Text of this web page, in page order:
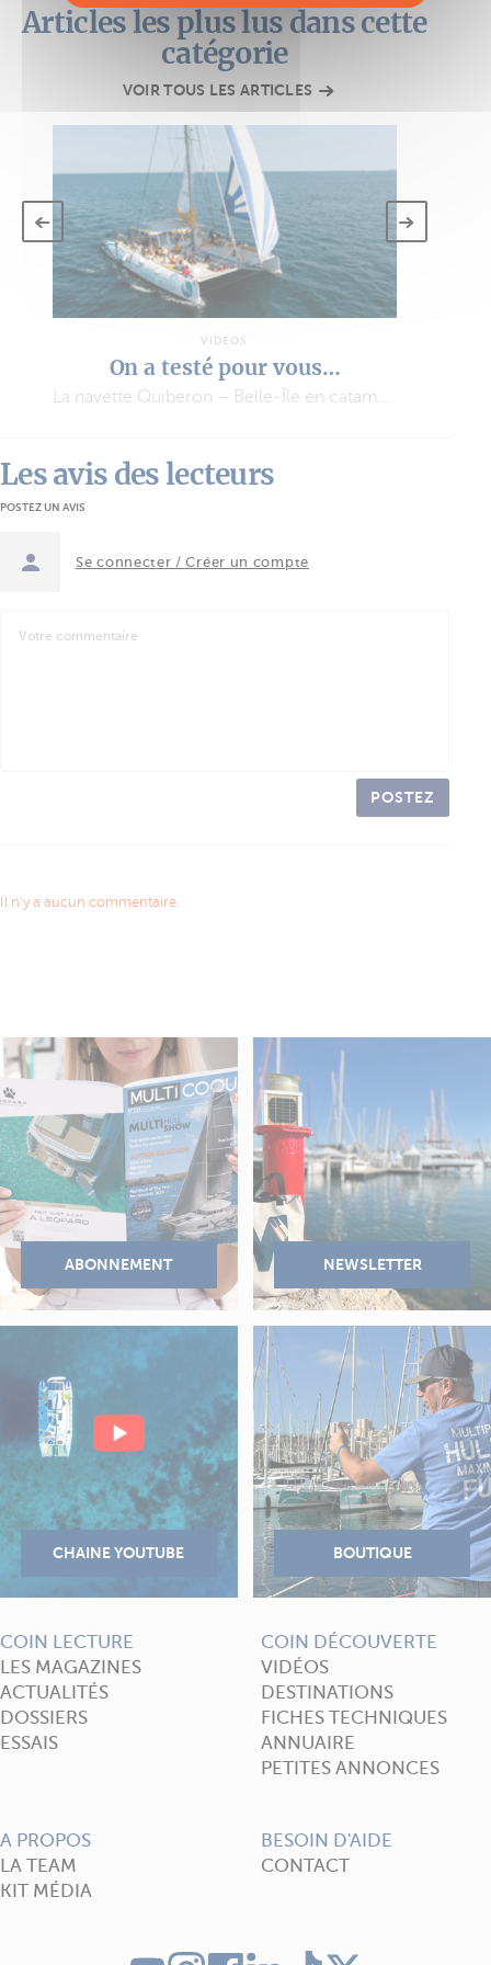
Articles les plus lus dans cette
catégorie
VOIR TOUS LES ARTICLES
VIDÉOS
On a testé pour vous…
La navette Quiberon – Belle-Île en catamaran à voile
Les avis des lecteurs
POSTEZ UN AVIS
Se connecter / Créer un compte
POSTEZ
Il n'y a aucun commentaire.
COIN LECTURE
LES MAGAZINES
ACTUALITÉS
DOSSIERS
ESSAIS
COIN DÉCOUVERTE
VIDÉOS
DESTINATIONS
FICHES TECHNIQUES
ANNUAIRE
PETITES ANNONCES
A PROPOS
LA TEAM
KIT MÉDIA
BESOIN D'AIDE
CONTACT